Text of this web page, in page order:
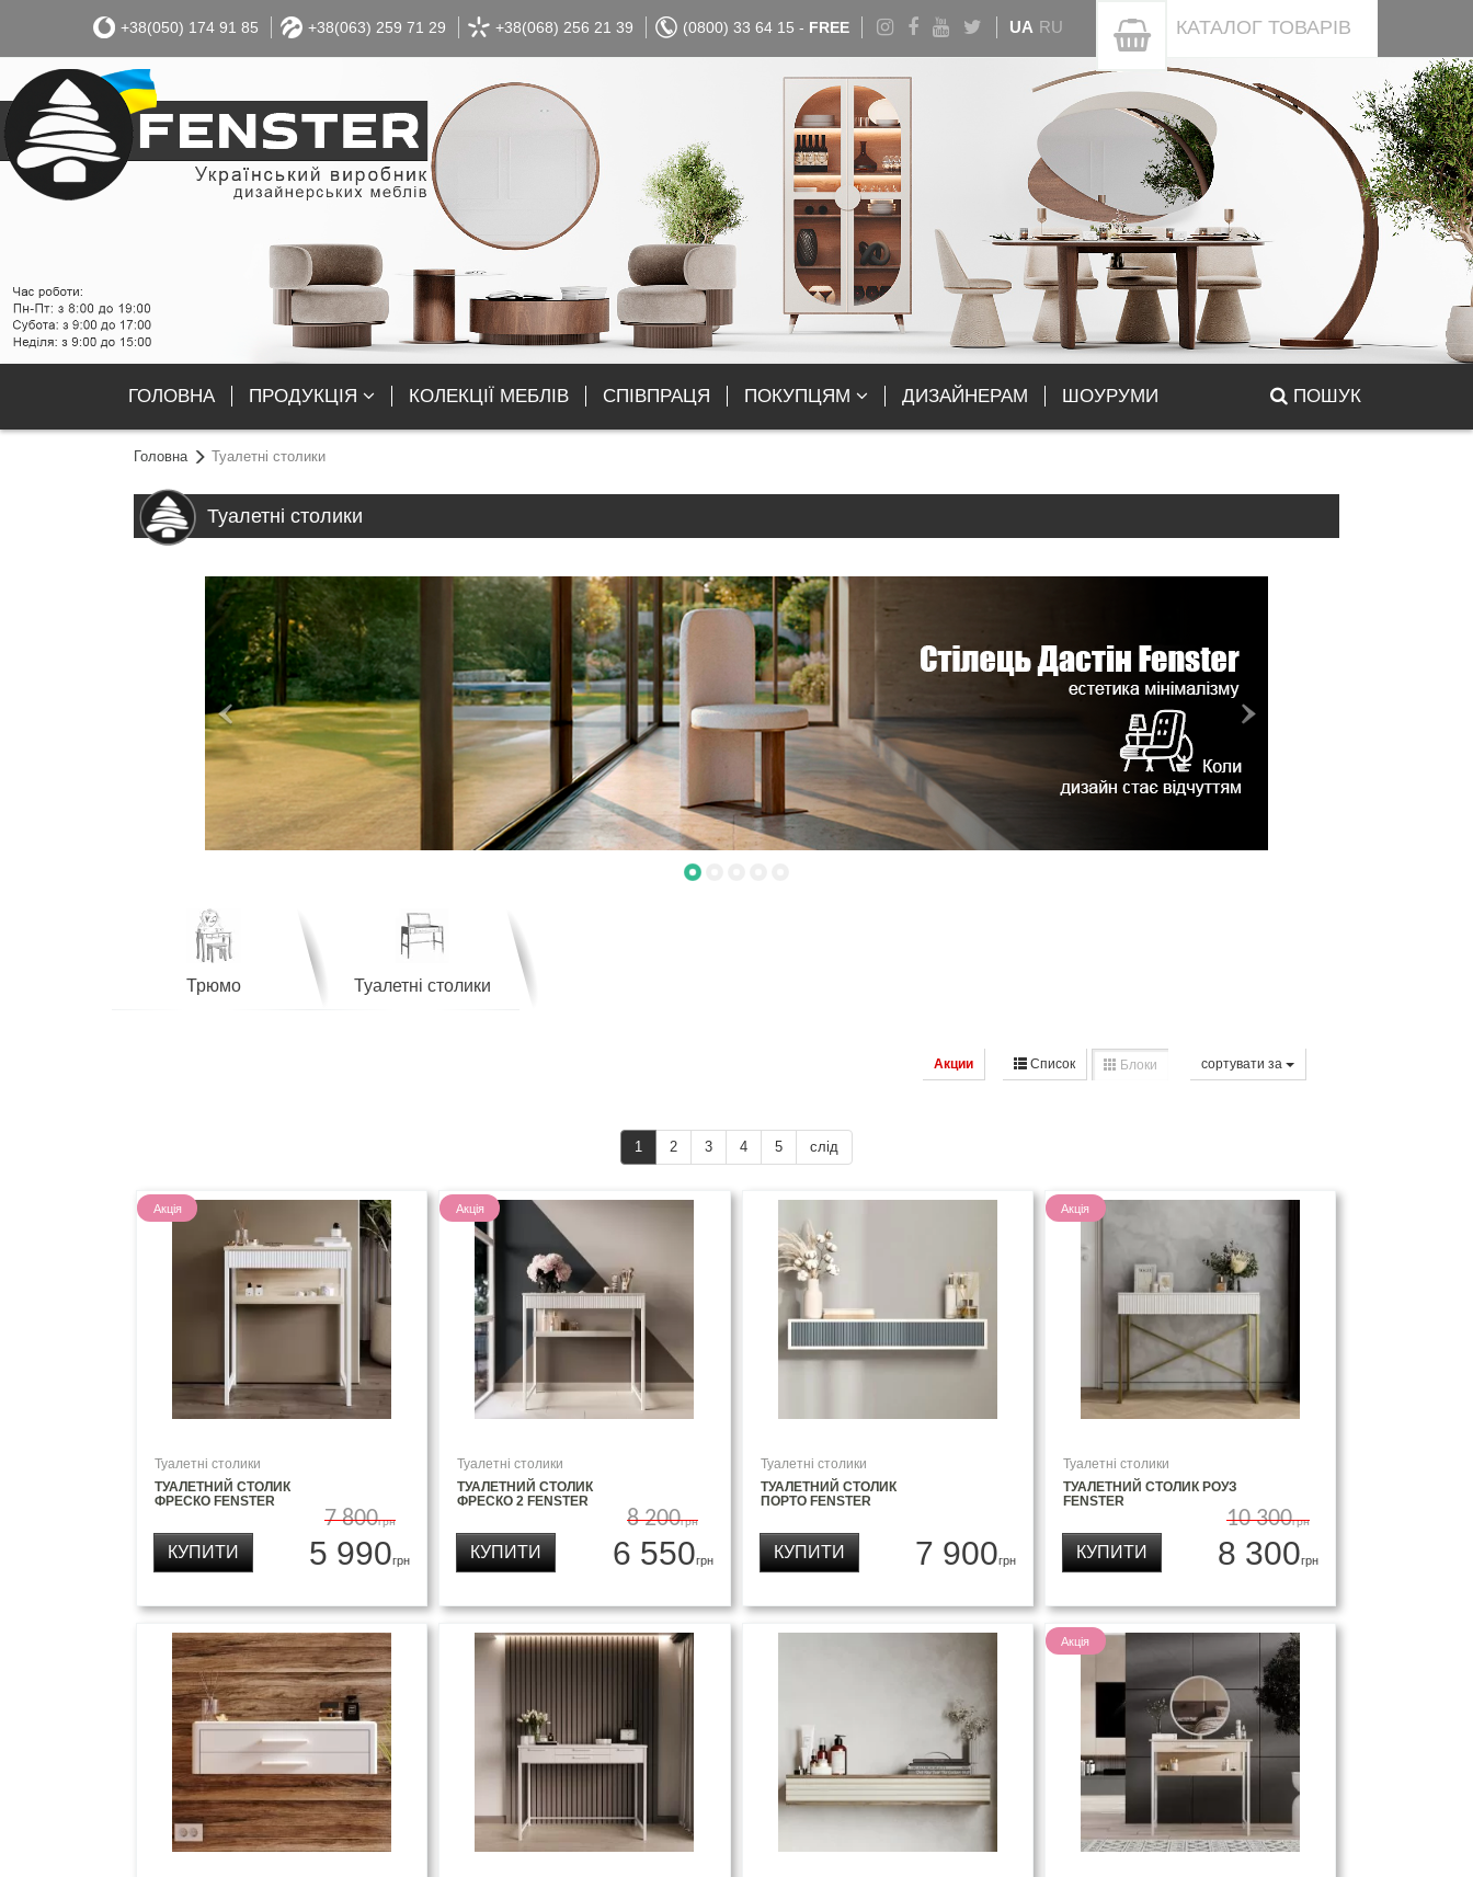
+38(050) 174 91 85 +38(063) 259 71 29 +38(068) 256 21 39 (0800) 33 64 15 - FREE UA RU КАТАЛОГ ТОВАРІВ
ГОЛОВНА ПРОДУКЦІЯ КОЛЕКЦІЇ МЕБЛІВ СПІВПРАЦЯ ПОКУПЦЯМ ДИЗАЙНЕРАМ ШОУРУМИ ПОШУК
Головна Туалетні столики
Туалетні столики
Трюмо Туалетні столики
сортувати за
Акции Список Блоки
1 2 3 4 5 слід
Акція
Туалетні столики
ТУАЛЕТНИЙ СТОЛИК
ФРЕСКО FENSTER
7 800грн
5 990грн
КУПИТИ
Акція
Туалетні столики
ТУАЛЕТНИЙ СТОЛИК
ФРЕСКО 2 FENSTER
8 200грн
6 550грн
КУПИТИ
Туалетні столики
ТУАЛЕТНИЙ СТОЛИК
ПОРТО FENSTER
7 900грн
КУПИТИ
Акція
Туалетні столики
ТУАЛЕТНИЙ СТОЛИК РОУЗ
FENSTER
10 300грн
8 300грн
КУПИТИ
Акція